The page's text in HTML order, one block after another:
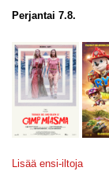
Perjantai 7.8.
Lisää ensi-iltoja